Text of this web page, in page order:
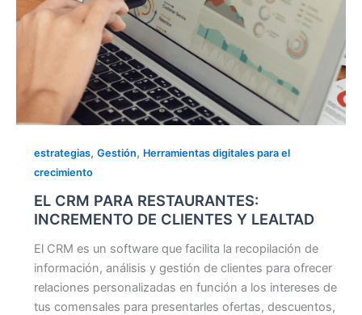
estrategias, Gestión, Herramientas digitales para el
crecimiento
EL CRM PARA RESTAURANTES:
INCREMENTO DE CLIENTES Y LEALTAD
El CRM es un software que facilita la recopilación de
información, análisis y gestión de clientes para ofrecer
relaciones personalizadas en función a los intereses de
tus comensales para presentarles ofertas, descuentos,